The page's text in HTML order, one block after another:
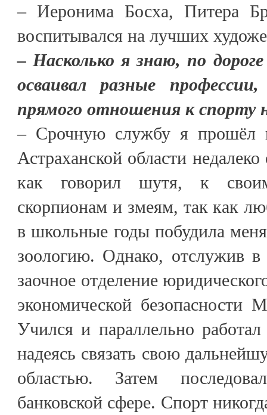
– Иеронима Босха, Питера
воспитывался на лучших
– Насколько я знаю, по
осваивал разные
прямого отношения к спорту
– Срочную службу я прошёл
Астраханской области
как говорил шутя, к
скорпионам и змеям, так как
в школьные годы побудила
зоологию. Однако, отслужив
заочное отделение
экономической
Учился и параллельно
надеясь связать свою
областью. Затем
банковской сфере. Спорт